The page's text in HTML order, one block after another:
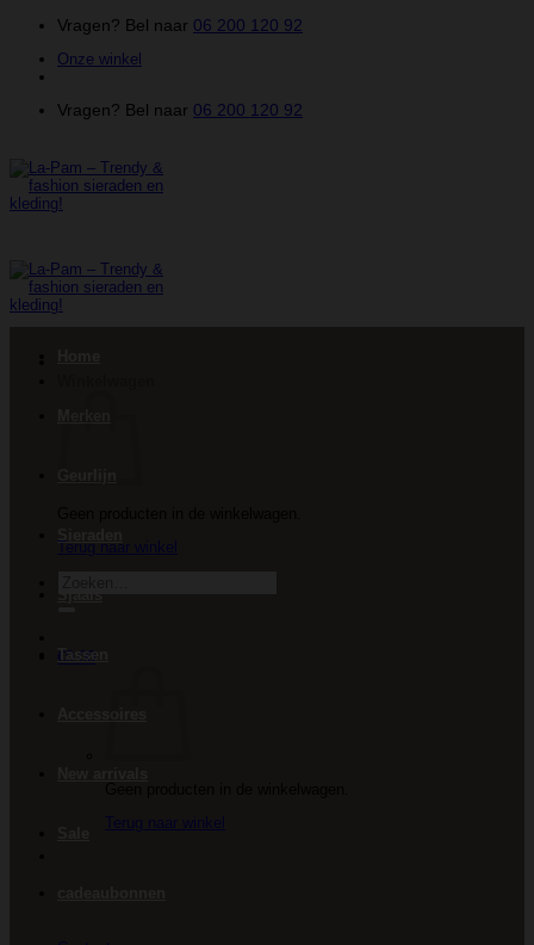
inhoud
Vragen? Bel naar 06 200 120 92
Onze winkel
Vragen? Bel naar 06 200 120 92
Terug naar winkel
€0.00
Tassen